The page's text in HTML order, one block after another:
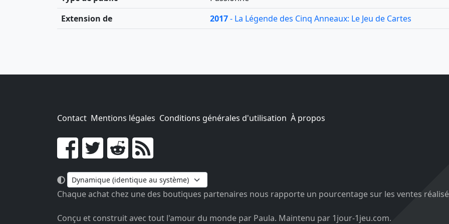
Extension de
2017- La Légende des Cinq Anneaux: Le Jeu de Cartes
Contact Mentions légales Conditions générales d'utilisation À propos
Go !
Chaque achat chez une des boutiques partenaires nous rapporte un pourcentage sur les ventes
Conçu et construit avec tout l'amour du monde par Paula. Maintenu par 1jour-1jeu.com.